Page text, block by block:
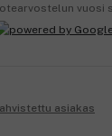
vuosi
asiakas